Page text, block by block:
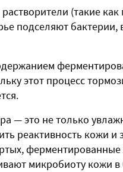
(такие как
подселяют бактерии,
этот процесс
— это не только
реактивность кожи и
ферментированные
микробиоту кожи в